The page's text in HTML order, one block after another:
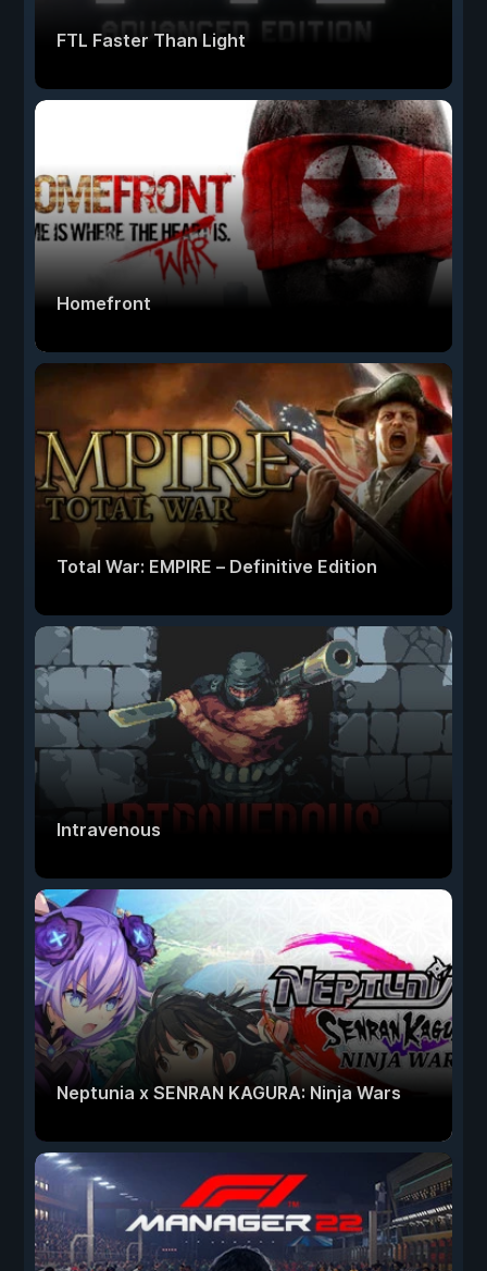
FTL Faster Than Light
Homefront
Total War: EMPIRE – Definitive Edition
Intravenous
Neptunia x SENRAN KAGURA: Ninja Wars